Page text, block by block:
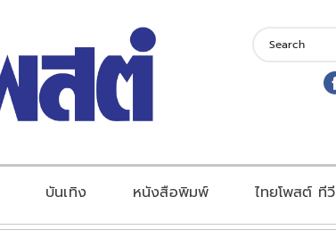
บันเทิง หนังสือพิมพ์ ไทยโพสต์ ทีวี